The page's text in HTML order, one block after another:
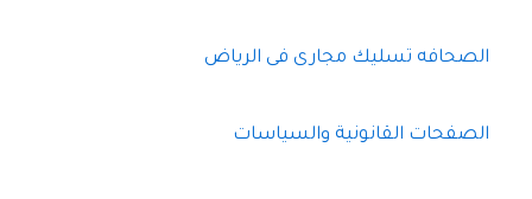
الصحافه تسليك مجارى فى الرياض
الصفحات القانونية والسياسات